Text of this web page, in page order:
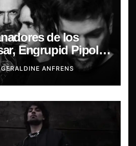
de los
Engrupid Pipol
exclusivo.
GERALDINE ANFRENS